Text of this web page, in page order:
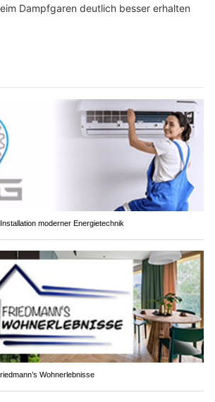
Dampfgaren deutlich besser erhalten
moderner Energietechnik
Wohnerlebnisse